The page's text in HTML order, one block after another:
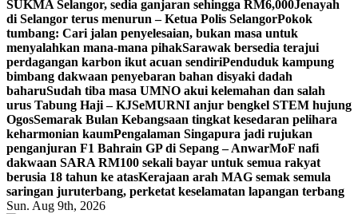
SUKMA Selangor, sedia ganjaran sehingga RM6,000Jenayah
di Selangor terus menurun – Ketua Polis SelangorPokok
tumbang: Cari jalan penyelesaian, bukan masa untuk
menyalahkan mana-mana pihakSarawak bersedia terajui
perdagangan karbon ikut acuan sendiriPenduduk kampung
bimbang dakwaan penyebaran bahan disyaki dadah
baharuSudah tiba masa UMNO akui kelemahan dan salah
urus Tabung Haji – KJSeMURNI anjur bengkel STEM hujung
OgosSemarak Bulan Kebangsaan tingkat kesedaran pelihara
keharmonian kaumPengalaman Singapura jadi rujukan
penganjuran F1 Bahrain GP di Sepang – AnwarMoF nafi
dakwaan SARA RM100 sekali bayar untuk semua rakyat
berusia 18 tahun ke atasKerajaan arah MAG semak semula
saringan juruterbang, perketat keselamatan lapangan terbang
Sun. Aug 9th, 2026